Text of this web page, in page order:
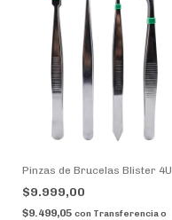
Pinzas de Brucelas Blister 4U
$9.999,00
$9.499,05 con Transferencia o